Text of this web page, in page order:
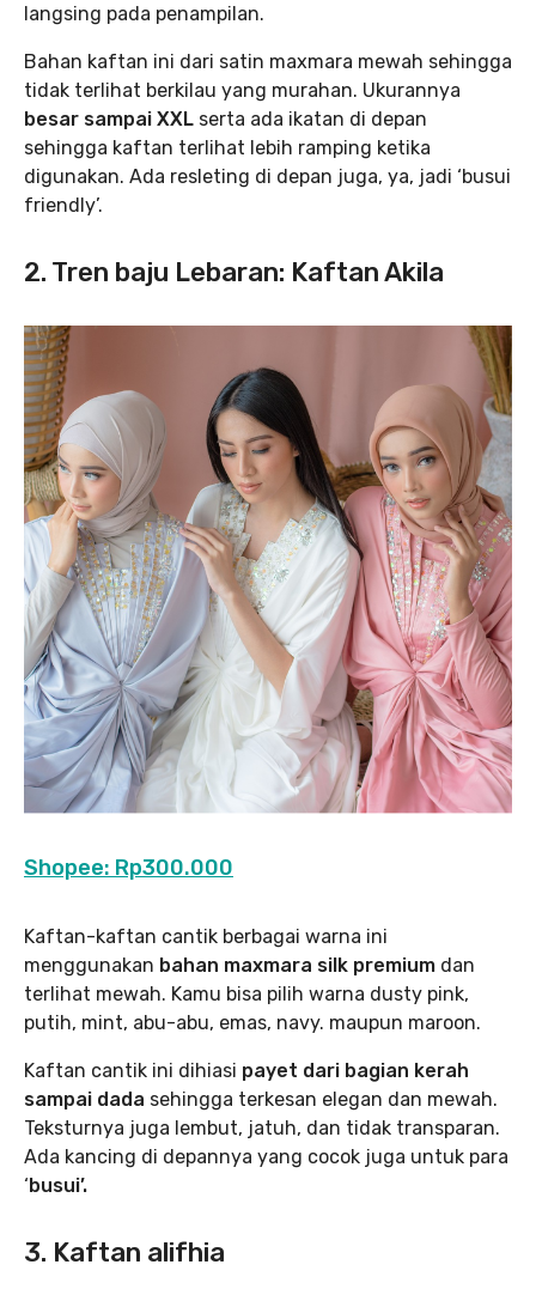
langsing pada penampilan.
Bahan kaftan ini dari satin maxmara mewah sehingga
tidak terlihat berkilau yang murahan. Ukurannya
besar sampai XXL serta ada ikatan di depan
sehingga kaftan terlihat lebih ramping ketika
digunakan. Ada resleting di depan juga, ya, jadi ‘busui
friendly’.
2. Tren baju Lebaran: Kaftan Akila
Shopee: Rp300.000
Kaftan-kaftan cantik berbagai warna ini
menggunakan bahan maxmara silk premium dan
terlihat mewah. Kamu bisa pilih warna dusty pink,
putih, mint, abu-abu, emas, navy. maupun maroon.
Kaftan cantik ini dihiasi payet dari bagian kerah
sampai dada sehingga terkesan elegan dan mewah.
Teksturnya juga lembut, jatuh, dan tidak transparan.
Ada kancing di depannya yang cocok juga untuk para
‘ busui’.
3. Kaftan alifhia